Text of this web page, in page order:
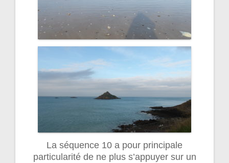
La séquence 10 a pour principale
particularité de ne plus s’appuyer sur un